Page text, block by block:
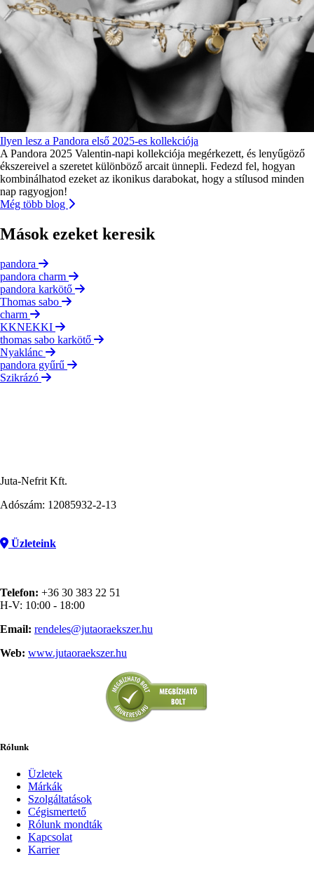
Ilyen lesz a Pandora első 2025-es kollekciója
A Pandora 2025 Valentin-napi kollekciója megérkezett, és lenyűgöző
ékszereivel a szeretet különböző arcait ünnepli. Fedezd fel, hogyan
kombinálhatod ezeket az ikonikus darabokat, hogy a stílusod minden
nap ragyogjon!
Még több blog
Mások ezeket keresik
pandora
pandora charm
pandora karkötő
Thomas sabo
charm
KKNEKKI
thomas sabo karkötő
Nyaklánc
pandora gyűrű
Szikrázó
Juta-Nefrit Kft.
Adószám: 12085932-2-13
Üzleteink
Telefon: +36 30 383 22 51
H-V: 10:00 - 18:00
Email: rendeles@jutaoraekszer.hu
Web: www.jutaoraekszer.hu
Rólunk
Üzletek
Márkák
Szolgáltatások
Cégismertető
Rólunk mondták
Kapcsolat
Karrier